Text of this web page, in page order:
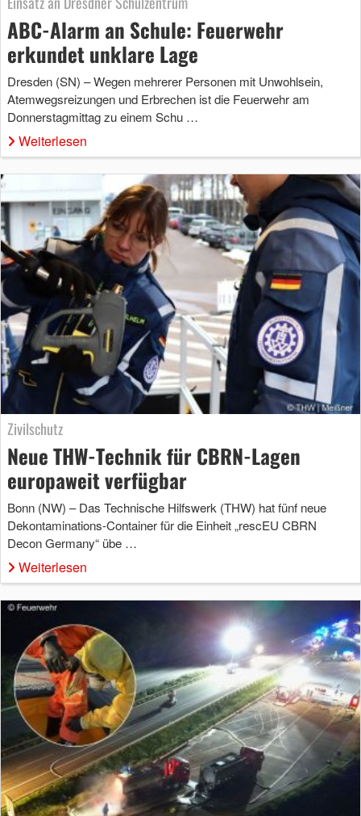
ABC-Alarm an Schule: Feuerwehr
erkundet unklare Lage
Dresden (SN) – Wegen mehrerer Personen mit Unwohlsein,
Atemwegsreizungen und Erbrechen ist die Feuerwehr am
Donnerstagmittag zu einem Schu …
Weiterlesen
Zivilschutz
Neue THW-Technik für CBRN-Lagen
europaweit verfügbar
Bonn (NW) – Das Technische Hilfswerk (THW) hat fünf neue
Dekontaminations-Container für die Einheit „rescEU CBRN
Decon Germany“ übe …
Weiterlesen